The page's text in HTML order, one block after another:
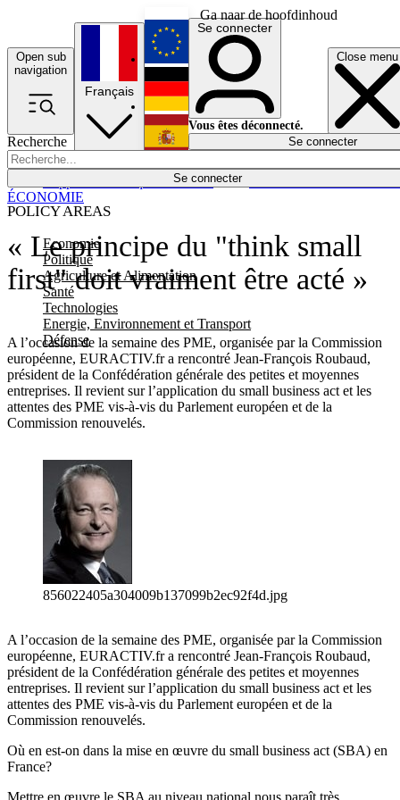
Ga naar de hoofdinhoud
Open sub
navigation
Close menu
Recherche
Se connecter
POLICY AREAS
Economie
Politique
Agriculture et Alimentation
Santé
Technologies
Energie, Environnement et Transport
Défense
Économie
Français
English
Deutsch
Español
Se connecter
Vous êtes déconnecté.
Se connecter
« Le principe du "think small
first" doit vraiment être acté »
A l’occasion de la semaine des PME, organisée par la Commission
européenne, EURACTIV.fr a rencontré Jean-François Roubaud,
président de la Confédération générale des petites et moyennes
entreprises. Il revient sur l’application du small business act et les
attentes des PME vis-à-vis du Parlement européen et de la
Commission renouvelés.
ÉCONOMIE
856022405a304009b137099b2ec92f4d.jpg
A l’occasion de la semaine des PME, organisée par la Commission
européenne, EURACTIV.fr a rencontré Jean-François Roubaud,
président de la Confédération générale des petites et moyennes
entreprises. Il revient sur l’application du small business act et les
attentes des PME vis-à-vis du Parlement européen et de la
Commission renouvelés.
Où en est-on dans la mise en œuvre du small business act (SBA) en
France?